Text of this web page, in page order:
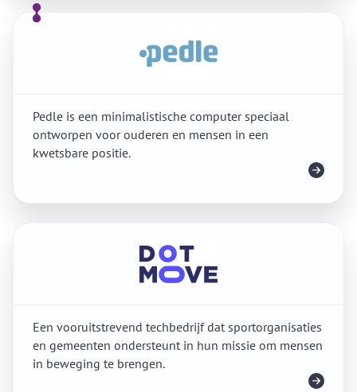
Pedle is een minimalistische computer speciaal
ontworpen voor ouderen en mensen in een
kwetsbare positie.
Een vooruitstrevend techbedrijf dat sportorganisaties
en gemeenten ondersteunt in hun missie om mensen
in beweging te brengen.